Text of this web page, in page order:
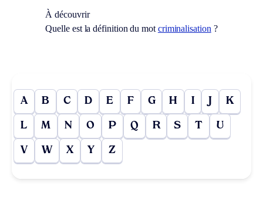
À découvrir
Quelle est la définition du mot criminalisation ?
A B C D E F G H I J K
L M N O P Q R S T U
V W X Y Z